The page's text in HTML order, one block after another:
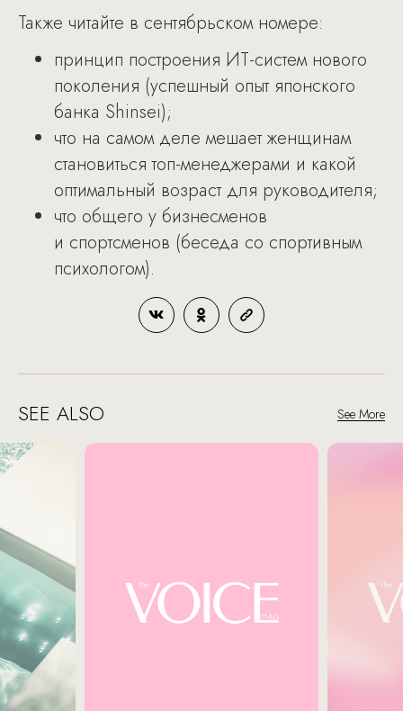
Также читайте в сентябрьском номере:
принцип построения ИТ-систем нового
поколения (успешный опыт японского
банка Shinsei);
что на самом деле мешает женщинам
становиться топ-менеджерами и какой
оптимальный возраст для руководителя;
что общего у бизнесменов
и спортсменов (беседа со спортивным
психологом).
SEE ALSO See More